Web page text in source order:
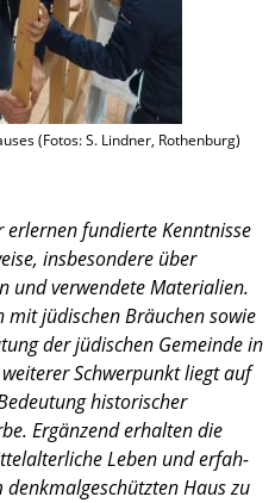
(Fotos: S. Lindner, Rothenburg)
erler­nen fundierte Kennt­nisse
insbe­son­dere über
und verwen­dete Materia­lien.
mit jüdischen Bräuchen sowie
der jüdischen Gemeinde in
Schwer­punkt liegt auf
histo­ri­scher
Ergän­zend erhal­ten die
Leben und erfah­
Haus zu